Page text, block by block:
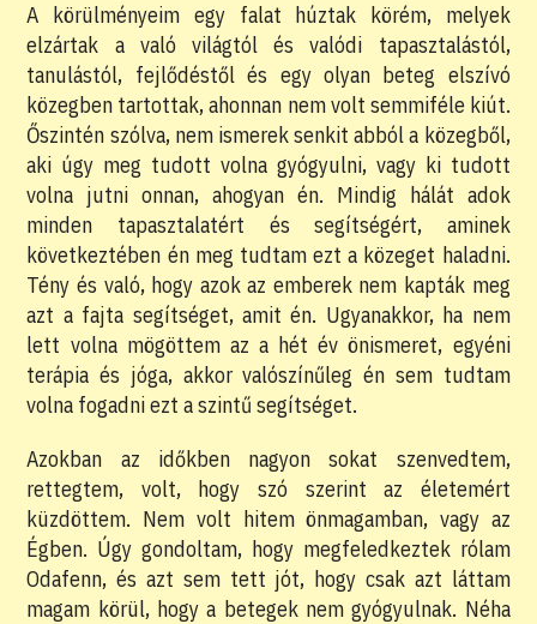
A körülményeim egy falat húztak körém, melyek
elzártak a való világtól és valódi tapasztalástól,
tanulástól, fejlődéstől és egy olyan beteg elszívó
közegben tartottak, ahonnan nem volt semmiféle kiút.
Őszintén szólva, nem ismerek senkit abból a közegből,
aki úgy meg tudott volna gyógyulni, vagy ki tudott
volna jutni onnan, ahogyan én. Mindig hálát adok
minden tapasztalatért és segítségért, aminek
következtében én meg tudtam ezt a közeget haladni.
Tény és való, hogy azok az emberek nem kapták meg
azt a fajta segítséget, amit én. Ugyanakkor, ha nem
lett volna mögöttem az a hét év önismeret, egyéni
terápia és jóga, akkor valószínűleg én sem tudtam
volna fogadni ezt a szintű segítséget.
Azokban az időkben nagyon sokat szenvedtem,
rettegtem, volt, hogy szó szerint az életemért
küzdöttem. Nem volt hitem önmagamban, vagy az
Égben. Úgy gondoltam, hogy megfeledkeztek rólam
Odafenn, és azt sem tett jót, hogy csak azt láttam
magam körül, hogy a betegek nem gyógyulnak. Néha